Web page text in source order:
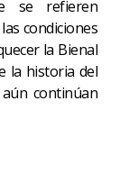
se refieren
condiciones
la Bienal
la historia del
continúan